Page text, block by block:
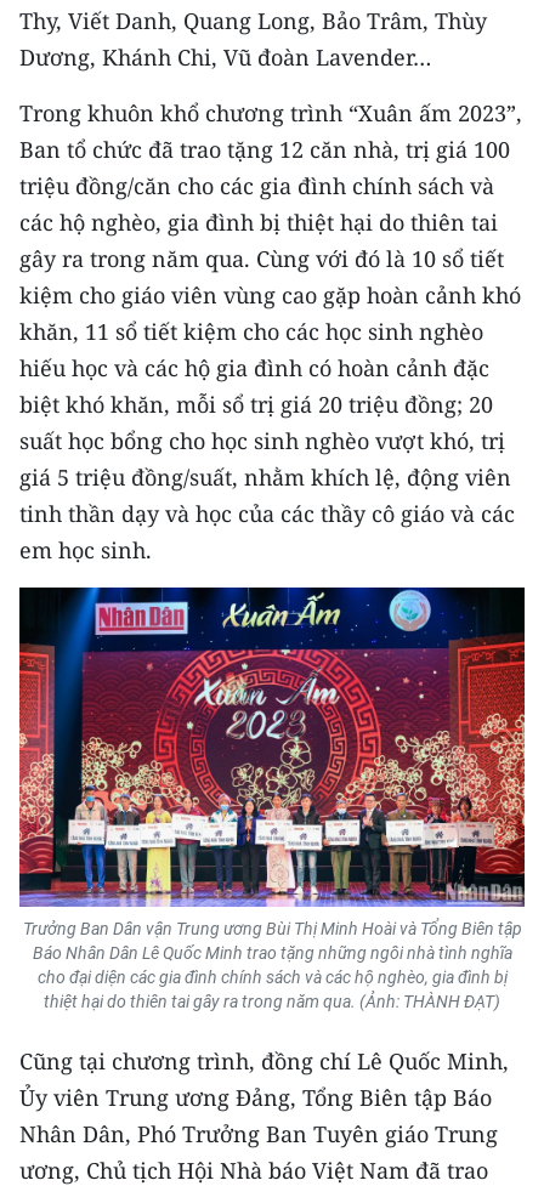
Thy, Viết Danh, Quang Long, Bảo Trâm, Thùy
Dương, Khánh Chi, Vũ đoàn Lavender…
Trong khuôn khổ chương trình “Xuân ấm 2023”,
Ban tổ chức đã trao tặng 12 căn nhà, trị giá 100
triệu đồng/căn cho các gia đình chính sách và
các hộ nghèo, gia đình bị thiệt hại do thiên tai
gây ra trong năm qua. Cùng với đó là 10 sổ tiết
kiệm cho giáo viên vùng cao gặp hoàn cảnh khó
khăn, 11 sổ tiết kiệm cho các học sinh nghèo
hiếu học và các hộ gia đình có hoàn cảnh đặc
biệt khó khăn, mỗi sổ trị giá 20 triệu đồng; 20
suất học bổng cho học sinh nghèo vượt khó, trị
giá 5 triệu đồng/suất, nhằm khích lệ, động viên
tinh thần dạy và học của các thầy cô giáo và các
em học sinh.
Trưởng Ban Dân vận Trung ương Bùi Thị Minh Hoài và Tổng Biên tập
Báo Nhân Dân Lê Quốc Minh trao tặng những ngôi nhà tình nghĩa
cho đại diện các gia đình chính sách và các hộ nghèo, gia đình bị
thiệt hại do thiên tai gây ra trong năm qua. (Ảnh: THÀNH ĐẠT)
Cũng tại chương trình, đồng chí Lê Quốc Minh,
Ủy viên Trung ương Đảng, Tổng Biên tập Báo
Nhân Dân, Phó Trưởng Ban Tuyên giáo Trung
ương, Chủ tịch Hội Nhà báo Việt Nam đã trao